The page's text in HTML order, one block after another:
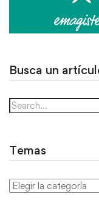
Busca un
Temas